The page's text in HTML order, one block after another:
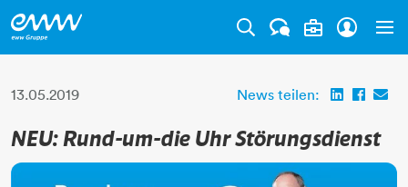
13.05.2019 News teilen:
NEU: Rund-um-die Uhr Störungsdienst